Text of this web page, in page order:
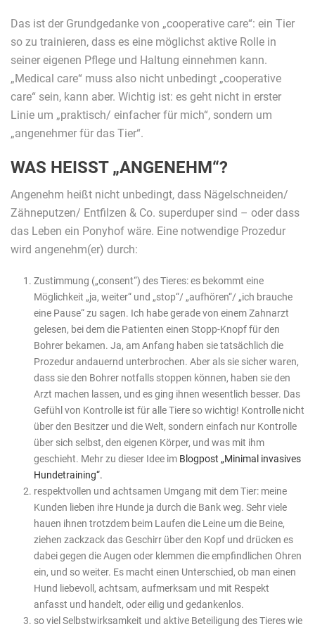
Das ist der Grundgedanke von „cooperative care“: ein Tier
so zu trainieren, dass es eine möglichst aktive Rolle in
seiner eigenen Pflege und Haltung einnehmen kann.
„Medical care“ muss also nicht unbedingt „cooperative
care“ sein, kann aber. Wichtig ist: es geht nicht in erster
Linie um „praktisch/ einfacher für mich“, sondern um
„angenehmer für das Tier“.
WAS HEISST „ANGENEHM“?
Angenehm heißt nicht unbedingt, dass Nägelschneiden/
Zähneputzen/ Entfilzen & Co. superduper sind – oder dass
das Leben ein Ponyhof wäre. Eine notwendige Prozedur
wird angenehm(er) durch:
Zustimmung („consent“) des Tieres: es bekommt eine
Möglichkeit „ja, weiter“ und „stop“/ „aufhören“/ „ich brauche
eine Pause“ zu sagen. Ich habe gerade von einem Zahnarzt
gelesen, bei dem die Patienten einen Stopp-Knopf für den
Bohrer bekamen. Ja, am Anfang haben sie tatsächlich die
Prozedur andauernd unterbrochen. Aber als sie sicher waren,
dass sie den Bohrer notfalls stoppen können, haben sie den
Arzt machen lassen, und es ging ihnen wesentlich besser. Das
Gefühl von Kontrolle ist für alle Tiere so wichtig! Kontrolle nicht
über den Besitzer und die Welt, sondern einfach nur Kontrolle
über sich selbst, den eigenen Körper, und was mit ihm
geschieht. Mehr zu dieser Idee im Blogpost „Minimal invasives
Hundetraining“.
respektvollen und achtsamen Umgang mit dem Tier: meine
Kunden lieben ihre Hunde ja durch die Bank weg. Sehr viele
hauen ihnen trotzdem beim Laufen die Leine um die Beine,
ziehen zackzack das Geschirr über den Kopf und drücken es
dabei gegen die Augen oder klemmen die empfindlichen Ohren
ein, und so weiter. Es macht einen Unterschied, ob man einen
Hund liebevoll, achtsam, aufmerksam und mit Respekt
anfasst und handelt, oder eilig und gedankenlos.
so viel Selbstwirksamkeit und aktive Beteiligung des Tieres wie